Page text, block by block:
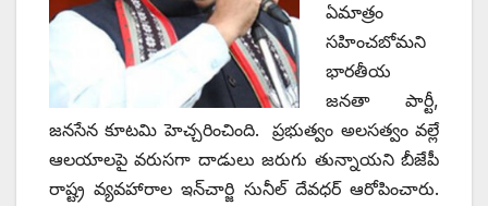
ఏమాత్రం
సహించబోమని
భారతీయ
జనతా పార్టీ,
జనసేన కూటమి హెచ్చరించింది. ప్రభుత్వం అలసత్వం వల్లే
ఆలయాలపై వరుసగా దాడులు జరుగు తున్నాయని బీజేపీ
రాష్ట్ర వ్యవహారాల ఇన్‌చార్జి సునీల్‌ ‌దేవధర్‌ ఆరోపించారు.